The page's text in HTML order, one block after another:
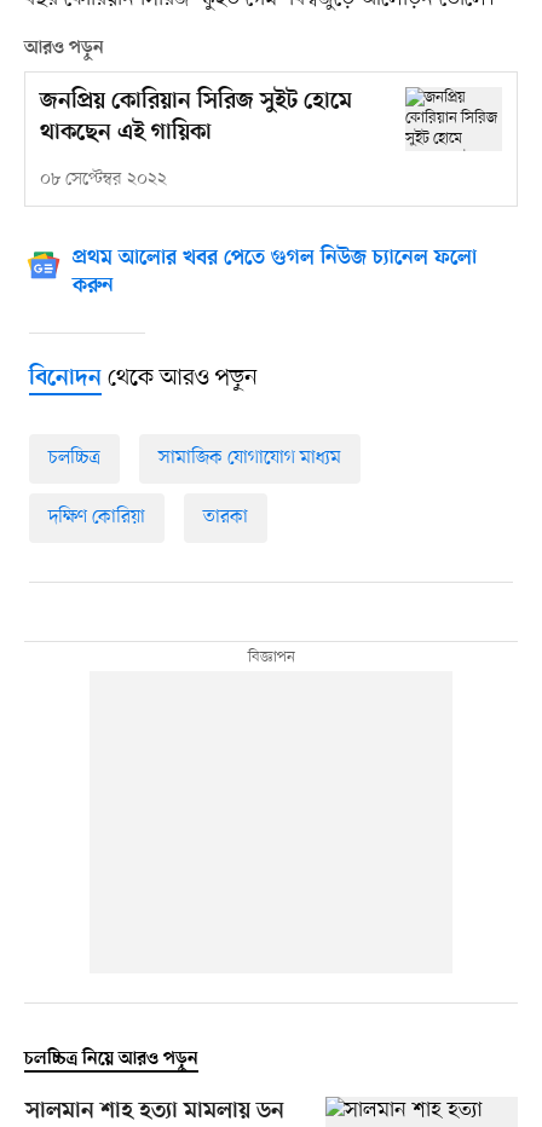
আরও পড়ুন
জনপ্রিয় কোরিয়ান সিরিজ সুইট হোমে
থাকছেন এই গায়িকা
০৮ সেপ্টেম্বর ২০২২
প্রথম আলোর খবর পেতে গুগল নিউজ চ্যানেল ফলো
করুন
বিনোদনথেকে আরও পড়ুন
চলচ্চিত্র সামাজিক যোগাযোগ মাধ্যম
দক্ষিণ কোরিয়া তারকা
চলচ্চিত্র নিয়ে আরও পড়ুন
সালমান শাহ হত্যা মামলায় ডন